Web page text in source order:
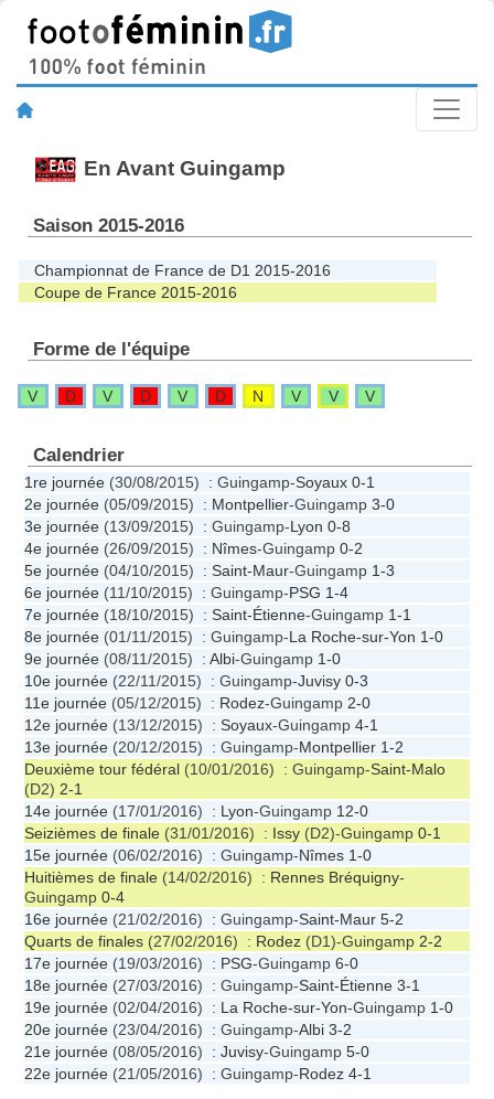
En Avant Guingamp
Saison 2015-2016
Championnat de France de D1 2015-2016
Coupe de France 2015-2016
Forme de l'équipe
V D V D V D N V V V
Calendrier
1re journée (30/08/2015) : Guingamp-Soyaux 0-1
2e journée (05/09/2015) : Montpellier-Guingamp 3-0
3e journée (13/09/2015) : Guingamp-Lyon 0-8
4e journée (26/09/2015) : Nîmes-Guingamp 0-2
5e journée (04/10/2015) : Saint-Maur-Guingamp 1-3
6e journée (11/10/2015) : Guingamp-PSG 1-4
7e journée (18/10/2015) : Saint-Étienne-Guingamp 1-1
8e journée (01/11/2015) : Guingamp-La Roche-sur-Yon 1-0
9e journée (08/11/2015) : Albi-Guingamp 1-0
10e journée (22/11/2015) : Guingamp-Juvisy 0-3
11e journée (05/12/2015) : Rodez-Guingamp 2-0
12e journée (13/12/2015) : Soyaux-Guingamp 4-1
13e journée (20/12/2015) : Guingamp-Montpellier 1-2
Deuxième tour fédéral (10/01/2016) : Guingamp-Saint-Malo
(D2) 2-1
14e journée (17/01/2016) : Lyon-Guingamp 12-0
Seizièmes de finale (31/01/2016) : Issy (D2)-Guingamp 0-1
15e journée (06/02/2016) : Guingamp-Nîmes 1-0
Huitièmes de finale (14/02/2016) : Rennes Bréquigny-
Guingamp 0-4
16e journée (21/02/2016) : Guingamp-Saint-Maur 5-2
Quarts de finales (27/02/2016) : Rodez (D1)-Guingamp 2-2
17e journée (19/03/2016) : PSG-Guingamp 6-0
18e journée (27/03/2016) : Guingamp-Saint-Étienne 3-1
19e journée (02/04/2016) : La Roche-sur-Yon-Guingamp 1-0
20e journée (23/04/2016) : Guingamp-Albi 3-2
21e journée (08/05/2016) : Juvisy-Guingamp 5-0
22e journée (21/05/2016) : Guingamp-Rodez 4-1